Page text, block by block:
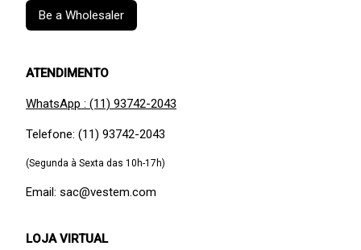
Be a Wholesaler
ATENDIMENTO
WhatsApp : (11) 93742-2043
Telefone: (11) 93742-2043
(Segunda à Sexta das 10h-17h)
Email: sac@vestem.com
LOJA VIRTUAL